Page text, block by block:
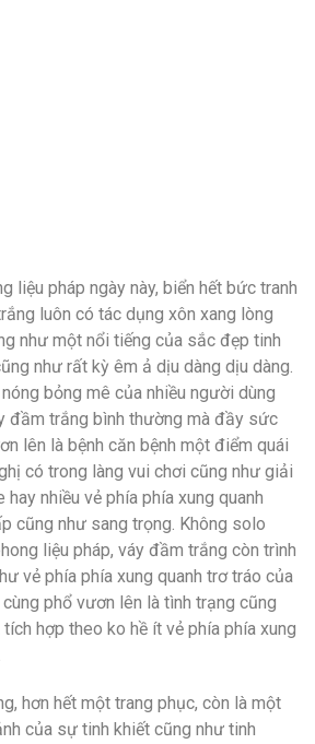
liệu pháp ngày này, biển hết bức tranh
luôn có tác dụng xôn xang lòng
như một nổi tiếng của sắc đẹp tinh
như rất kỳ êm ả dịu dàng dịu dàng.
bỏng mê của nhiều người dùng
đầm trắng bình thường mà đầy sức
lên là bệnh căn bệnh một điểm quái
có trong làng vui chơi cũng như giải
nhiều vẻ phía phía xung quanh
cũng như sang trọng. Không solo
liệu pháp, váy đầm trắng còn trình
vẻ phía phía xung quanh trơ tráo của
phổ vươn lên là tình trạng cũng
hợp theo ko hề ít vẻ phía phía xung
hơn hết một trang phục, còn là một
của sự tinh khiết cũng như tinh